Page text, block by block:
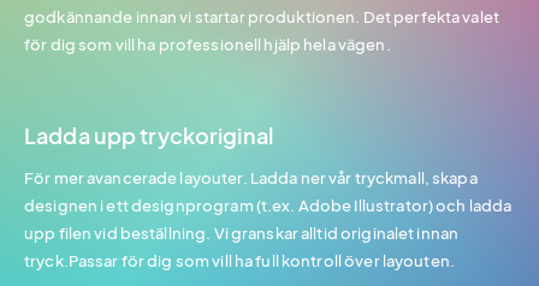
godkännande innan vi startar produktionen. Det perfekta valet
för dig som vill ha professionell hjälp hela vägen.
Ladda upp tryckoriginal
För mer avancerade layouter. Ladda ner vår tryckmall, skapa
designen i ett designprogram (t.ex. Adobe Illustrator) och ladda
upp filen vid beställning. Vi granskar alltid originalet innan
tryck.Passar för dig som vill ha full kontroll över layouten.